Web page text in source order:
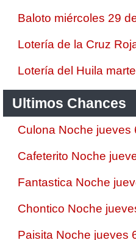
Baloto miércoles 29
Lotería de la Cruz
Lotería del Huila
Ultimos Chances
Culona Noche jueves
Cafeterito Noche
Fantastica Noche
Chontico Noche
Paisita Noche jueves